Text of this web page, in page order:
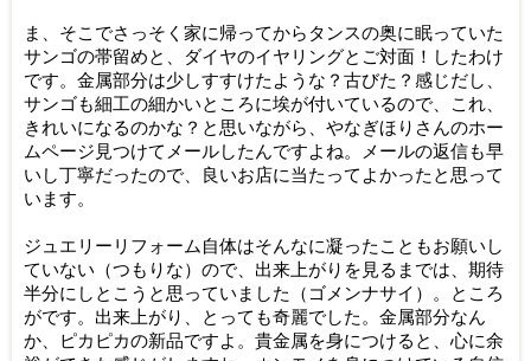
ま、 そこでさっそく家に帰ってからタンスの奥に眠っていた
サンゴの帯留めと、ダイヤのイヤリングとご対面！したわけ
です。 金属部分は少しすすけたような？古びた？感じだし、
サンゴも細工の細かいところに埃が付いているので、これ、
きれいになるのかな？と思いながら、 やなぎほりさんのホー
ムページ見つけてメールしたんですよね。
メールの返信も早
いし丁寧だったので、
良いお店に当たってよかったと思って
います。
ジュエリーリフォーム自体はそんなに凝ったこともお願いし
ていない（つもりな）ので、出来上がりを見るまでは、 期待
半分にしとこうと思っていました（ゴメンナサイ）。
ところ
がです。出来上がり、とっても奇麗でした。 金属部分なん
か、ピカピカの新品ですよ。貴金属を身につけると、 心に余